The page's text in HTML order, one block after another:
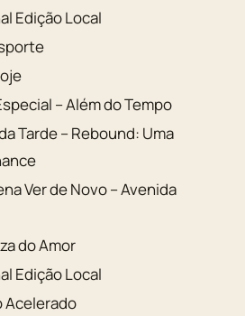
Edição Local
– Além do Tempo
Tarde – Rebound: Uma
Ver de Novo – Avenida
do Amor
Edição Local
Acelerado